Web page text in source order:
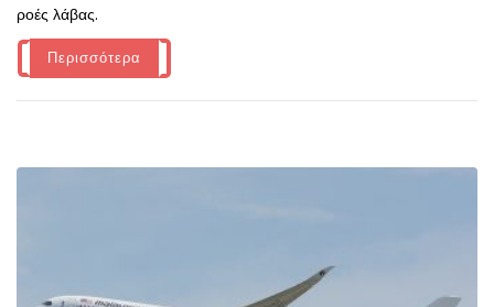
ροές λάβας.
Περισσότερα